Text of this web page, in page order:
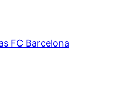
FC Barcelona